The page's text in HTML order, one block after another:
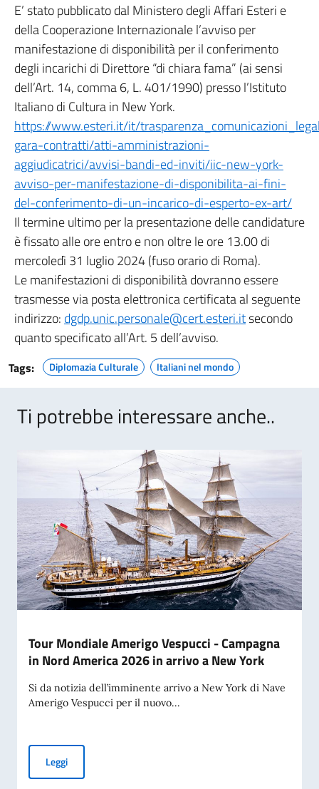
E’ stato pubblicato dal Ministero degli Affari Esteri e
della Cooperazione Internazionale l’avviso per
manifestazione di disponibilità per il conferimento
degli incarichi di Direttore “di chiara fama” (ai sensi
dell’Art. 14, comma 6, L. 401/1990) presso l’Istituto
Italiano di Cultura in New York.
https://www.esteri.it/it/
gara-contratti/atti-amministrazioni-
aggiudicatrici/avvisi-bandi-ed-inviti/iic-new-york-
avviso-per-manifestazione-di-disponibilita-ai-fini-
del-conferimento-di-un-incarico-di-esperto-ex-art/
Il termine ultimo per la presentazione delle candidature
è fissato alle ore entro e non oltre le ore 13.00 di
mercoledì 31 luglio 2024 (fuso orario di Roma).
Le manifestazioni di disponibilità dovranno essere
trasmesse via posta elettronica certificata al seguente
indirizzo: dgdp.unic.personale@cert.esteri.itsecondo
quanto specificato all’Art. 5 dell’avviso.
Tags: Diplomazia Culturale Italiani nel mondo
Ti potrebbe interessare anche..
Tour Mondiale Amerigo Vespucci - Campagna
in Nord America 2026 in arrivo a New York
Si da notizia dell’imminente arrivo a New York di Nave
Amerigo Vespucci per il nuovo...
LeggiTour Mondiale Amerigo Vespucci - Campagna in Nord